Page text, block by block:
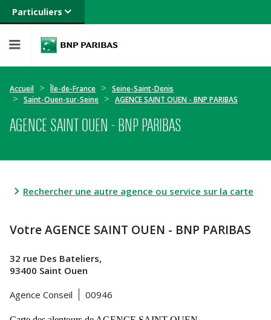
Particuliers
Banque privée
Entreprises
Accueil Île-de-France
Seine-Saint-Denis
Saint-Ouen-sur-Seine
AGENCE SAINT OUEN - BNP PARIBAS
AGENCE SAINT OUEN - BNP PARIBAS
Rechercher une autre agence ou service sur la carte
Votre AGENCE SAINT OUEN - BNP PARIBAS
32 rue Des Bateliers,
93400 Saint Ouen
Agence Conseil
00946